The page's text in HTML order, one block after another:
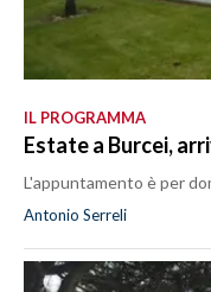
IL PROGRAMMA
Estate a Burcei,
L'appuntamento è per
Antonio Serreli